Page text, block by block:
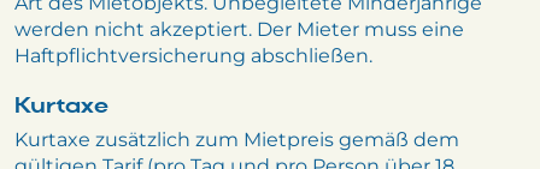
werden nicht akzeptiert. Der Mieter muss eine
Haftpflichtversicherung abschließen.
Kurtaxe
Kurtaxe zusätzlich zum Mietpreis gemäß dem